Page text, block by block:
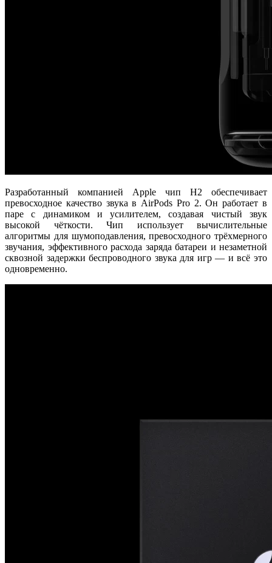
Разработанный компанией Apple чип H2 обеспечивает
превосходное качество звука в AirPods Pro 2. Он работает в
паре с динамиком и усилителем, создавая чистый звук
высокой чёткости. Чип использует вычислительные
алгоритмы для шумоподавления, превосходного трёхмерного
звучания, эффективного расхода заряда батареи и незаметной
сквозной задержки беспроводного звука для игр — и всё это
одновременно.